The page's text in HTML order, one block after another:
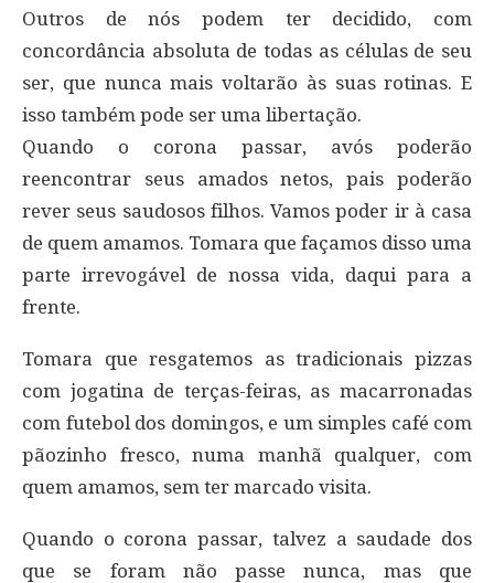
Outros de nós podem ter decidido, com
concordância absoluta de todas as células de seu
ser, que nunca mais voltarão às suas rotinas. E
isso também pode ser uma libertação.
Quando o corona passar, avós poderão
reencontrar seus amados netos, pais poderão
rever seus saudosos filhos. Vamos poder ir à casa
de quem amamos. Tomara que façamos disso uma
parte irrevogável de nossa vida, daqui para a
frente.
Tomara que resgatemos as tradicionais pizzas
com jogatina de terças-feiras, as macarronadas
com futebol dos domingos, e um simples café com
pãozinho fresco, numa manhã qualquer, com
quem amamos, sem ter marcado visita.
Quando o corona passar, talvez a saudade dos
que se foram não passe nunca, mas que